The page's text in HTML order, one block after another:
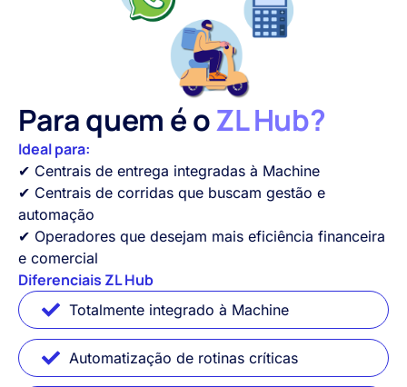
Para quem é oZL Hub?
Ideal para:
✔ Centrais de entrega integradas à Machine
✔ Centrais de corridas que buscam gestão e
automação
✔ Operadores que desejam mais eficiência financeira
e comercial
Diferenciais ZL Hub
Totalmente integrado à Machine
Automatização de rotinas críticas